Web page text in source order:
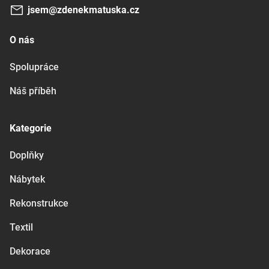
jsem@zdenekmatuska.cz
O nás
Spolupráce
Náš příběh
Kategorie
Doplňky
Nábytek
Rekonstrukce
Textil
Dekorace